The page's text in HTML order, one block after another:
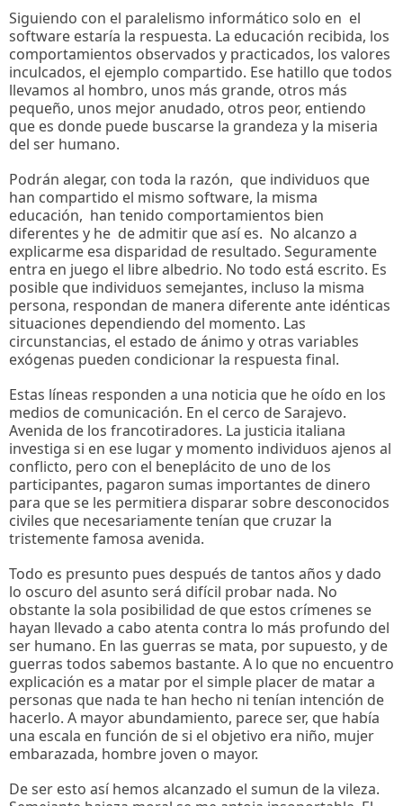
Siguiendo con el paralelismo informático solo en el
software estaría la respuesta. La educación recibida, los
comportamientos observados y practicados, los valores
inculcados, el ejemplo compartido. Ese hatillo que todos
llevamos al hombro, unos más grande, otros más
pequeño, unos mejor anudado, otros peor, entiendo
que es donde puede buscarse la grandeza y la miseria
del ser humano.
Podrán alegar, con toda la razón, que individuos que
han compartido el mismo software, la misma
educación, han tenido comportamientos bien
diferentes y he de admitir que así es. No alcanzo a
explicarme esa disparidad de resultado. Seguramente
entra en juego el libre albedrio. No todo está escrito. Es
posible que individuos semejantes, incluso la misma
persona, respondan de manera diferente ante idénticas
situaciones dependiendo del momento. Las
circunstancias, el estado de ánimo y otras variables
exógenas pueden condicionar la respuesta final.
Estas líneas responden a una noticia que he oído en los
medios de comunicación. En el cerco de Sarajevo.
Avenida de los francotiradores. La justicia italiana
investiga si en ese lugar y momento individuos ajenos al
conflicto, pero con el beneplácito de uno de los
participantes, pagaron sumas importantes de dinero
para que se les permitiera disparar sobre desconocidos
civiles que necesariamente tenían que cruzar la
tristemente famosa avenida.
Todo es presunto pues después de tantos años y dado
lo oscuro del asunto será difícil probar nada. No
obstante la sola posibilidad de que estos crímenes se
hayan llevado a cabo atenta contra lo más profundo del
ser humano. En las guerras se mata, por supuesto, y de
guerras todos sabemos bastante. A lo que no encuentro
explicación es a matar por el simple placer de matar a
personas que nada te han hecho ni tenían intención de
hacerlo. A mayor abundamiento, parece ser, que había
una escala en función de si el objetivo era niño, mujer
embarazada, hombre joven o mayor.
De ser esto así hemos alcanzado el sumun de la vileza.